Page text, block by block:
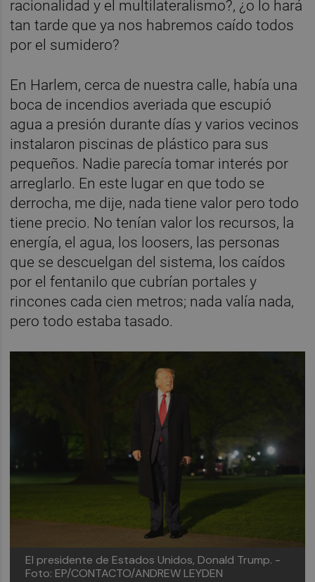
racionalidad y el multilateralismo?, ¿o lo hará
tan tarde que ya nos habremos caído todos
por el sumidero?
En Harlem, cerca de nuestra calle, había una
boca de incendios averiada que escupió
agua a presión durante días y varios vecinos
instalaron piscinas de plástico para sus
pequeños. Nadie parecía tomar interés por
arreglarlo. En este lugar en que todo se
derrocha, me dije, nada tiene valor pero todo
tiene precio. No tenían valor los recursos, la
energía, el agua, los loosers, las personas
que se descuelgan del sistema, los caídos
por el fentanilo que cubrían portales y
rincones cada cien metros; nada valía nada,
pero todo estaba tasado.
El presidente de Estados Unidos, Donald Trump. -
Foto: EP/CONTACTO/ANDREW LEYDEN